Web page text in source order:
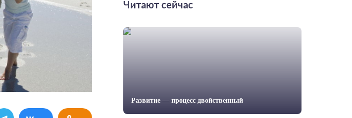
Читают сейчас
Развитие — процесс двойственный